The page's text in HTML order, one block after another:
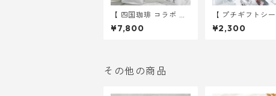
【 四国珈琲 コラボ 】
20 種から選べる ドリ
ップバッグ 30個～ ｜
¥7,800
【 プチギフトシ
】 イラスト 6種
30枚 ｜ 結婚式
¥2,300
その他の商品